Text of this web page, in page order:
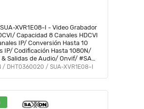
XVR1E08-I - Video Grabador
Capacidad 8 Canales HDCVI
IP/ Conversión Hasta 10
IP/ Codificación Hasta 1080N/
Salidas de Audio/ Onvif/ #SAXI
#GSA #VolSX #SAXO
/ DHT0360020 / SUA-XVR1E08-I